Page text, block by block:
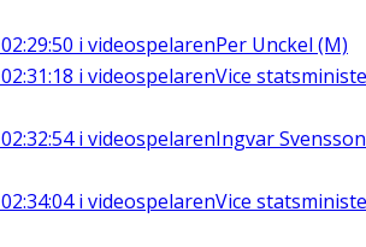
02:29:50 i videospelarenPer Unckel (M)
02:31:18 i videospelarenVice
02:32:54i videospelarenIngvar Svensson
02:34:04i videospelarenVice